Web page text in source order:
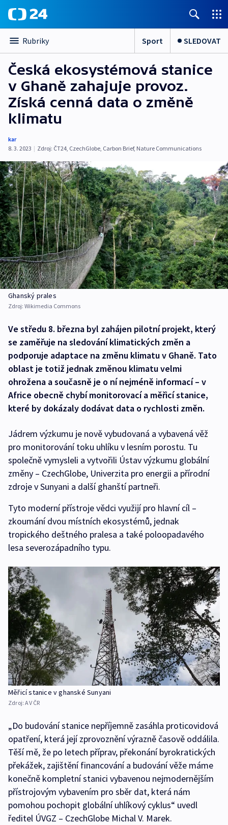
Rubriky Sport SLEDOVAT
Česká ekosystémová stanice
v Ghaně zahajuje provoz.
Získá cenná data o změně
klimatu
kar
8. 3. 2023 | Zdroj: ČT24, CzechGlobe, Carbon Brief, Nature Communications
Ghanský prales
Zdroj: Wikimedia Commons
Ve středu 8. března byl zahájen pilotní projekt, který
se zaměřuje na sledování klimatických změn a
podporuje adaptace na změnu klimatu v Ghaně. Tato
oblast je totiž jednak změnou klimatu velmi
ohrožena a současně je o ní nejméně informací – v
Africe obecně chybí monitorovací a měřicí stanice,
které by dokázaly dodávat data o rychlosti změn.
Jádrem výzkumu je nově vybudovaná a vybavená věž
pro monitorování toku uhlíku v lesním porostu. Tu
společně vymysleli a vytvořili Ústav výzkumu globální
změny – CzechGlobe, Univerzita pro energii a přírodní
zdroje v Sunyani a další ghanští partneři.
Tyto moderní přístroje vědci využijí pro hlavní cíl –
zkoumání dvou místních ekosystémů, jednak
tropického deštného pralesa a také poloopadavého
lesa severozápadního typu.
Měřicí stanice v ghanské Sunyani
Zdroj:AV ČR
„Do budování stanice nepříjemně zasáhla proticovidová
opatření, která její zprovoznění výrazně časově oddálila.
Těší mě, že po letech příprav, překonání byrokratických
překážek, zajištění financování a budování věže máme
konečně kompletní stanici vybavenou nejmodernějším
přístrojovým vybavením pro sběr dat, která nám
pomohou pochopit globální uhlíkový cyklus“ uvedl
ředitel ÚVGZ – CzechGlobe Michal V. Marek.